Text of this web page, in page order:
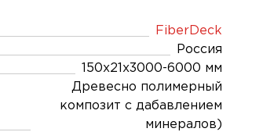
FiberDeck
Россия
150х21х3000-6000 мм
Древесно полимерный
композит с дабавлением
минералов)